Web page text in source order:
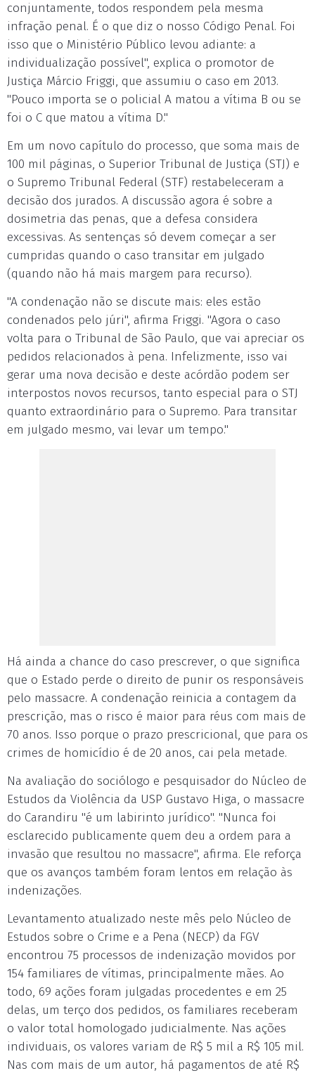
conjuntamente, todos respondem pela mesma
infração penal. É o que diz o nosso Código Penal. Foi
isso que o Ministério Público levou adiante: a
individualização possível", explica o promotor de
Justiça Márcio Friggi, que assumiu o caso em 2013.
"Pouco importa se o policial A matou a vítima B ou se
foi o C que matou a vítima D."
Em um novo capítulo do processo, que soma mais de
100 mil páginas, o Superior Tribunal de Justiça (STJ) e
o Supremo Tribunal Federal (STF) restabeleceram a
decisão dos jurados. A discussão agora é sobre a
dosimetria das penas, que a defesa considera
excessivas. As sentenças só devem começar a ser
cumpridas quando o caso transitar em julgado
(quando não há mais margem para recurso).
"A condenação não se discute mais: eles estão
condenados pelo júri", afirma Friggi. "Agora o caso
volta para o Tribunal de São Paulo, que vai apreciar os
pedidos relacionados à pena. Infelizmente, isso vai
gerar uma nova decisão e deste acórdão podem ser
interpostos novos recursos, tanto especial para o STJ
quanto extraordinário para o Supremo. Para transitar
em julgado mesmo, vai levar um tempo."
Há ainda a chance do caso prescrever, o que significa
que o Estado perde o direito de punir os responsáveis
pelo massacre. A condenação reinicia a contagem da
prescrição, mas o risco é maior para réus com mais de
70 anos. Isso porque o prazo prescricional, que para os
crimes de homicídio é de 20 anos, cai pela metade.
Na avaliação do sociólogo e pesquisador do Núcleo de
Estudos da Violência da USP Gustavo Higa, o massacre
do Carandiru "é um labirinto jurídico". "Nunca foi
esclarecido publicamente quem deu a ordem para a
invasão que resultou no massacre", afirma. Ele reforça
que os avanços também foram lentos em relação às
indenizações.
Levantamento atualizado neste mês pelo Núcleo de
Estudos sobre o Crime e a Pena (NECP) da FGV
encontrou 75 processos de indenização movidos por
154 familiares de vítimas, principalmente mães. Ao
todo, 69 ações foram julgadas procedentes e em 25
delas, um terço dos pedidos, os familiares receberam
o valor total homologado judicialmente. Nas ações
individuais, os valores variam de R$ 5 mil a R$ 105 mil.
Nas com mais de um autor, há pagamentos de até R$